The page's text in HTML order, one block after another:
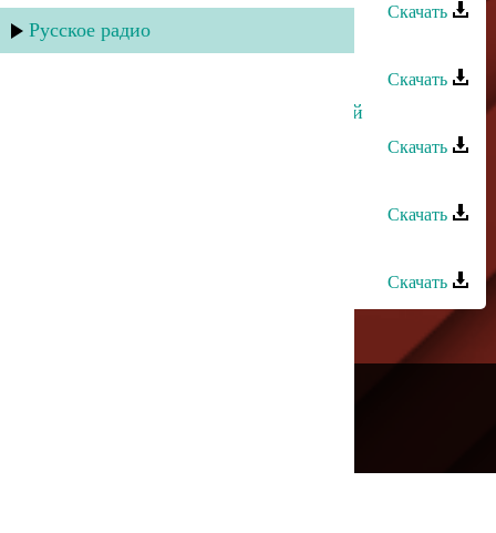
Русское радио
Скачать
Мурат Муратов - Даридай
Скачать
Тамила Хидирова - Скачет вороной
Скачать
Скачать
Скачать